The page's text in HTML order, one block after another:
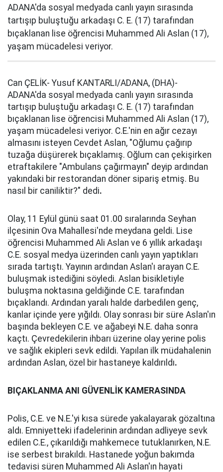
ADANA'da sosyal medyada canlı yayın sırasında
tartışıp buluştuğu arkadaşı C. E. (17) tarafından
bıçaklanan lise öğrencisi Muhammed Ali Aslan (17),
yaşam mücadelesi veriyor.
Can ÇELİK- Yusuf KANTARLI/ADANA, (DHA)-
ADANA'da sosyal medyada canlı yayın sırasında
tartışıp buluştuğu arkadaşı C. E. (17) tarafından
bıçaklanan lise öğrencisi Muhammed Ali Aslan (17),
yaşam mücadelesi veriyor. C.E.'nin en ağır cezayı
almasını isteyen Cevdet Aslan, "Oğlumu çağırıp
tuzağa düşürerek bıçaklamış. Oğlum can çekişirken
etraftakilere "Ambulans çağırmayın" deyip ardından
yakındaki bir restorandan döner sipariş etmiş. Bu
nasıl bir caniliktir?" dedi.
Olay, 11 Eylül günü saat 01.00 sıralarında Seyhan
ilçesinin Ova Mahallesi'nde meydana geldi. Lise
öğrencisi Muhammed Ali Aslan ve 6 yıllık arkadaşı
C.E. sosyal medya üzerinden canlı yayın yaptıkları
sırada tartıştı. Yayının ardından Aslan'ı arayan C.E.
buluşmak istediğini söyledi. Aslan bisikletiyle
buluşma noktasına geldiğinde C.E. tarafından
bıçaklandı. Ardından yaralı halde darbedilen genç,
kanlar içinde yere yığıldı. Olay sonrası bir süre Aslan'ın
başında bekleyen C.E. ve ağabeyi N.E. daha sonra
kaçtı. Çevredekilerin ihbarı üzerine olay yerine polis
ve sağlık ekipleri sevk edildi. Yapılan ilk müdahalenin
ardından Aslan, özel bir hastaneye kaldırıldı.
BIÇAKLANMA ANI GÜVENLİK KAMERASINDA
Polis, C.E. ve N.E.'yi kısa sürede yakalayarak gözaltına
aldı. Emniyetteki ifadelerinin ardından adliyeye sevk
edilen C.E., çıkarıldığı mahkemece tutuklanırken, N.E.
ise serbest bırakıldı. Hastanede yoğun bakımda
tedavisi süren Muhammed Ali Aslan'ın hayati